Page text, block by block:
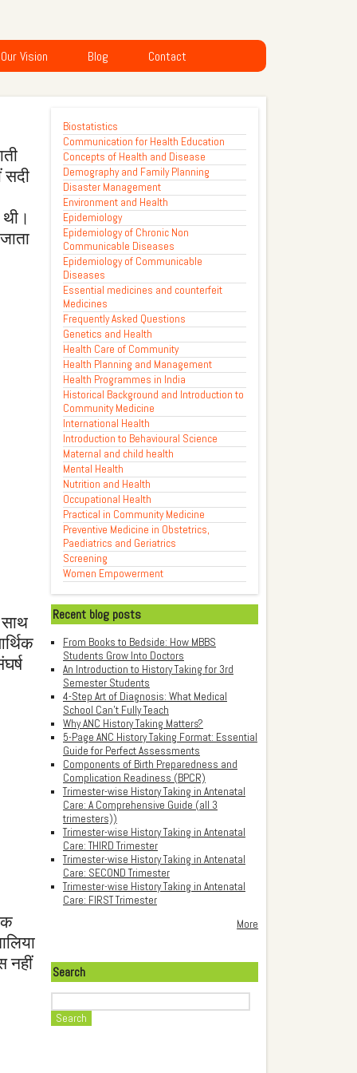
Our Vision Blog Contact
सदी
नहीं
Biostatistics
Communication for Health Education
Concepts of Health and Disease
Demography and Family Planning
Disaster Management
Environment and Health
Epidemiology
Epidemiology of Chronic Non
Communicable Diseases
Epidemiology of Communicable
Diseases
Essential medicines and counterfeit
Medicines
Frequently Asked Questions
Genetics and Health
Health Care of Community
Health Planning and Management
Health Programmes in India
Historical Background and Introduction to
Community Medicine
International Health
Introduction to Behavioural Science
Maternal and child health
Mental Health
Nutrition and Health
Occupational Health
Practical in Community Medicine
Preventive Medicine in Obstetrics,
Paediatrics and Geriatrics
Screening
Women Empowerment
Recent blog posts
From Books to Bedside: How MBBS
Students Grow Into Doctors
An Introduction to History Taking for 3rd
Semester Students
4-Step Art of Diagnosis: What Medical
School Can't Fully Teach
Why ANC History Taking Matters?
5-Page ANC History Taking Format: Essential
Guide for Perfect Assessments
Components of Birth Preparedness and
Complication Readiness (BPCR)
Trimester-wise History Taking in Antenatal
Care: A Comprehensive Guide (all 3
trimesters))
Trimester-wise History Taking in Antenatal
Care: THIRD Trimester
Trimester-wise History Taking in Antenatal
Care: SECOND Trimester
Trimester-wise History Taking in Antenatal
Care: FIRST Trimester
More
Search